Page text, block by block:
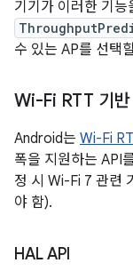
기기가 이러한 기
수 있는 AP를 선택
Wi-Fi RTT 기반
Android는 Wi-Fi
폭을 지원하는 API
정 시 Wi-Fi 7 관련
야 함).
HAL API